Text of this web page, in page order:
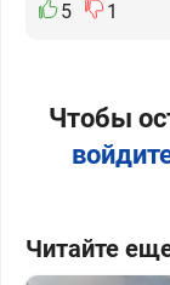
5
1
Чтобы
Читайте